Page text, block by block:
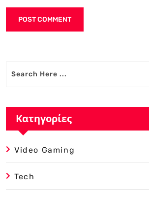
Κατηγορίες
Video Gaming
Tech